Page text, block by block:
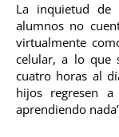
La inquietud
alumnos no
virtualmente
celular, a lo que
cuatro horas al
hijos regresen
aprendiendo